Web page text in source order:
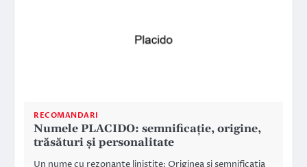
RECOMANDARI
Numele PLACIDO: semnificație, origine,
trăsături și personalitate
Un nume cu rezonanțe liniștite: Originea și semnificația